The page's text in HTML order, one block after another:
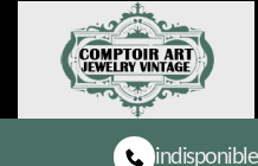
indisponible